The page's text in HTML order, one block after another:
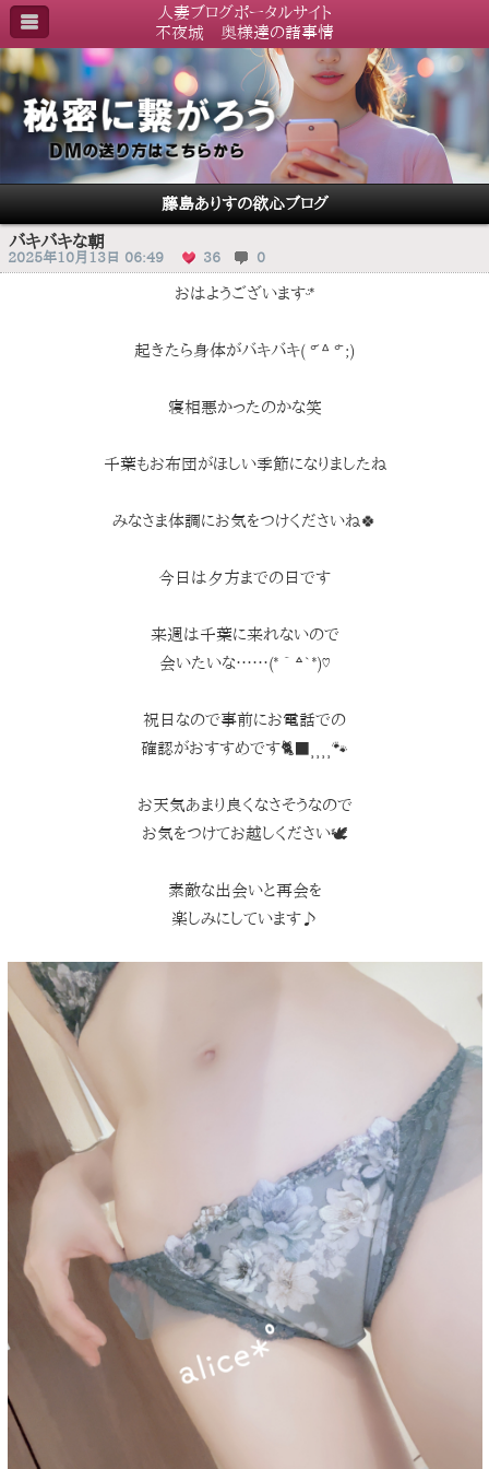
人妻ブログポータルサイト
不夜城 奥様達の諸事情
藤島ありすの欲心ブログ
バキバキな朝
2025年10月13日 06:49 36 0
おはようございますᵕ̈*
起きたら身体がバキバキ( °᷄ ᐞ °᷅ ;)
寝相悪かったのかな笑
千葉もお布団がほしい季節になりましたね
みなさま体調にお気をつけくださいね🍀
今日は夕方までの日です
来週は千葉に来れないので
会いたいな……(*´꒫`*)♡
祝日なので事前にお電話での
確認がおすすめです🐈‍⬛⸒⸒⸒⸒🐾
お天気あまり良くなさそうなので
お気をつけてお越しください🕊
素敵な出会いと再会を
楽しみにしています♪